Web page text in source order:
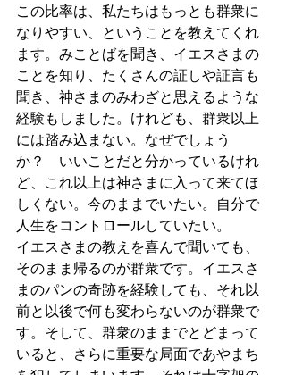
この比率は、私たちはもっとも群衆に
なりやすい、ということを教えてくれ
ます。みことばを聞き、イエスさまの
ことを知り、たくさんの証しや証言も
聞き、神さまのみわざと思えるような
経験もしました。けれども、群衆以上
には踏み込まない。なぜでしょう
か？　いいことだと分かっているけれ
ど、これ以上は神さまに入って来てほ
しくない。今のままでいたい。自分で
人生をコントロールしていたい。
イエスさまの教えを喜んで聞いても、
そのまま帰るのが群衆です。イエスさ
まのパンの奇跡を経験しても、それ以
前と以後で何も変わらないのが群衆で
す。そして、群衆のままでとどまって
いると、さらに重要な局面であやまち